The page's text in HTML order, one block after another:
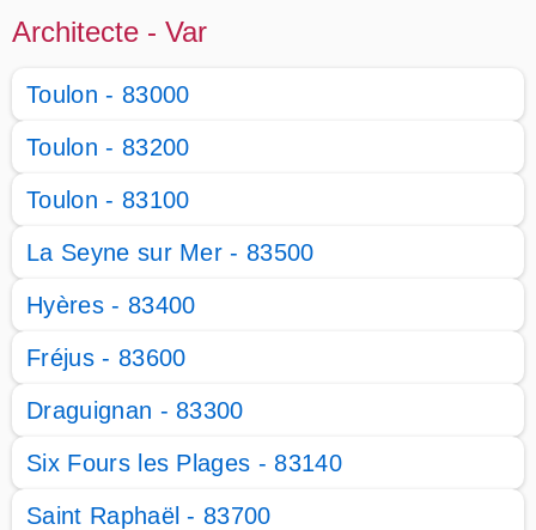
Architecte - Var
Toulon - 83000
Toulon - 83200
Toulon - 83100
La Seyne sur Mer - 83500
Hyères - 83400
Fréjus - 83600
Draguignan - 83300
Six Fours les Plages - 83140
Saint Raphaël - 83700